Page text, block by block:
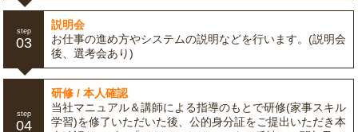
step
03
説明会
お仕事の進め方やシステムの説明などを行います。(説明会
後、選考会あり)
step
04
研修 / 本人確認
当社マニュアル＆講師による指導のもとで研修(家事スキル
学習)を修了いただいた後、公的身分証をご提出いただき本